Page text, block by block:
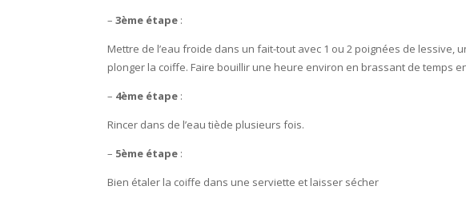
–3ème étape :
Mettre de l’eau froide dans un fait-tout avec 1 ou 2 poignées de lessive,
plonger la coiffe. Faire bouillir une heure environ en brassant de temps
– 4ème étape :
Rincer dans de l’eau tiède plusieurs fois.
– 5ème étape :
Bien étaler la coiffe dans une serviette et laisser sécher